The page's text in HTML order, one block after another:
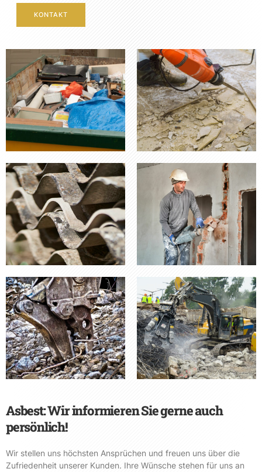
Asbest: Wir informieren Sie gerne auch
persönlich!
Wir stellen uns höchsten Ansprüchen und freuen uns über die
Zufriedenheit unserer Kunden. Ihre Wünsche stehen für uns an
KONTAKT